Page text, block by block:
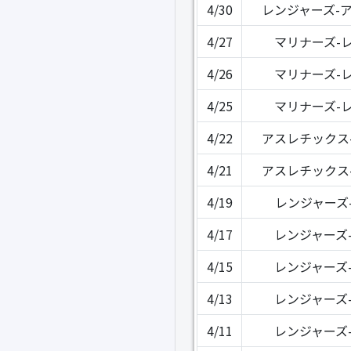
4/30
レンジャーズ-
4/27
マリナーズ-
4/26
マリナーズ-
4/25
マリナーズ-
4/22
アスレチック
4/21
アスレチック
4/19
レンジャー
4/17
レンジャー
4/15
レンジャー
4/13
レンジャー
4/11
レンジャー